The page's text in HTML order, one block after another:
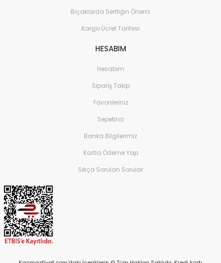
Bıçaklarda Sertliğin Önemi
Kargo Ücret Tarifesi
HESABIM
Hesabım
Sipariş Takip
Favorileriniz
Sepetiniz
Banka Bilgilerimiz
Kartla Ödeme Yap
Sıkça Sorulan Sorular